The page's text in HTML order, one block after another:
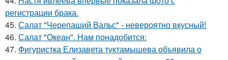
регистрации брака.
45. Салат "Черепаший Вальс" - невероятно вкусный!
46. Салат "Океан". Нам понадобится:
47. Фигуристка Елизавета туктамышева объявила о